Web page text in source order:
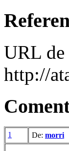
URL de
http://
1 De: morri